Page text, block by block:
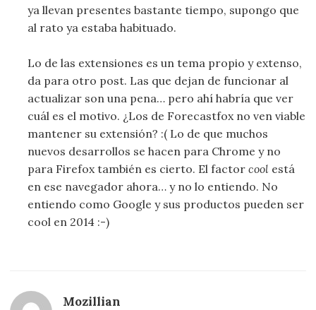
ya llevan presentes bastante tiempo, supongo que
al rato ya estaba habituado.
Lo de las extensiones es un tema propio y extenso,
da para otro post. Las que dejan de funcionar al
actualizar son una pena… pero ahí habría que ver
cuál es el motivo. ¿Los de Forecastfox no ven viable
mantener su extensión? :( Lo de que muchos
nuevos desarrollos se hacen para Chrome y no
para Firefox también es cierto. El factorcool está
en ese navegador ahora… y no lo entiendo. No
entiendo como Google y sus productos pueden ser
cool en 2014 :-)
Mozillian